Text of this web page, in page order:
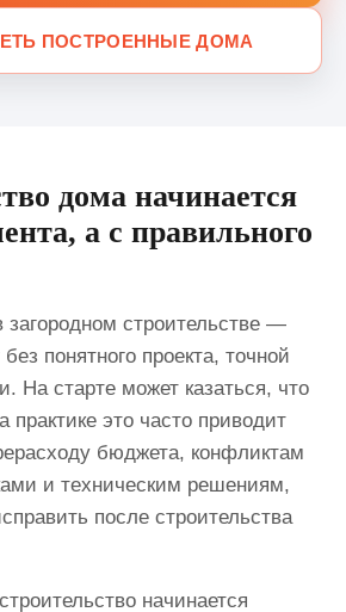
ПОСТРОЕННЫЕ ДОМА
дома начинается
а с правильного
загородном строительстве —
понятного проекта, точной
На старте может казаться, что
практике это часто приводит
бюджета, конфликтам
и техническим решениям,
после строительства
начинается